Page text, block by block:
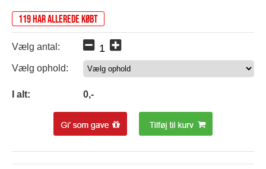
119 har allerede købt
Vælg antal:
Vælg ophold:
I alt: 0,-